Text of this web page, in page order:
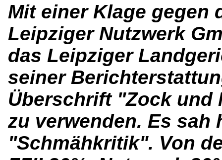
Mit einer Klage gegen
Leipziger Nutzwerk
das Leipziger
seiner
Überschrift "Zock und
zu verwenden. Es
"Schmähkritik". Von